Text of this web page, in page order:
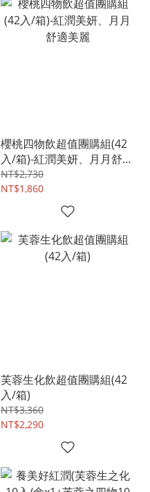
櫻桃四物飲超值團購組(42
入/箱)-紅潤美妍、月月舒適
美麗
NT$2,730
NT$1,860
芙蓉生化飲超值團購組(42
入/箱)
NT$3,360
NT$2,290